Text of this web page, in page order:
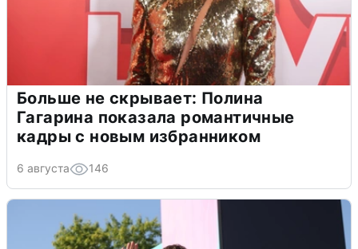
Больше не скрывает: Полина
Гагарина показала романтичные
кадры с новым избранником
6 августа 146